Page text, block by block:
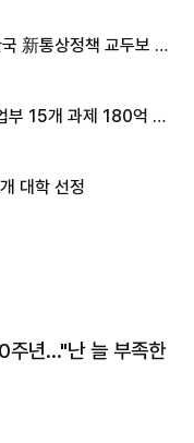
新통상정책 교두보 활
부 15개 과제 180억 지
대학 선정
주년…"난 늘 부족한